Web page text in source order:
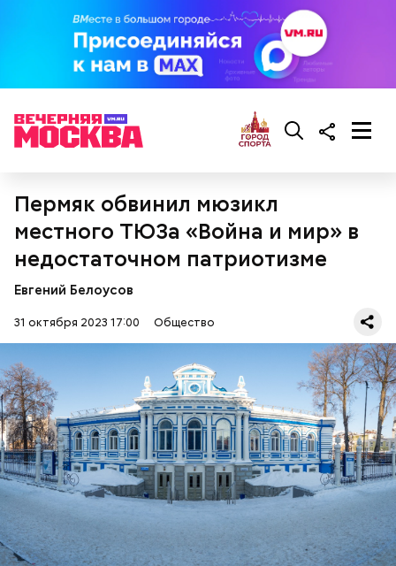
Пермяк обвинил мюзикл
местного ТЮЗа «Война и мир» в
недостаточном патриотизме
Евгений Белоусов
31 октября 2023 17:00 Общество
— В дыне содержится много сахара, который
представлен фруктозой. С одной стороны — это
хорошо, потому что дает энергию. Но важно
помнить, что сладкими дынями не нужно сильно
увлекаться, так же как и арбузами, людям с
сахарным диабетом и лишним весом, —
подчеркнула доктор.
выводят токсины из организма
Ранние плоды, по словам врача, лучше не есть:
рака: чем полезен кресс-салат